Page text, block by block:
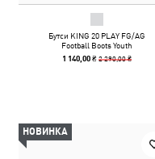
Бутси KING 20 PLAY FG/AG
Football Boots Youth
1 140,00 ₴2 290,00 ₴
НОВИНКА